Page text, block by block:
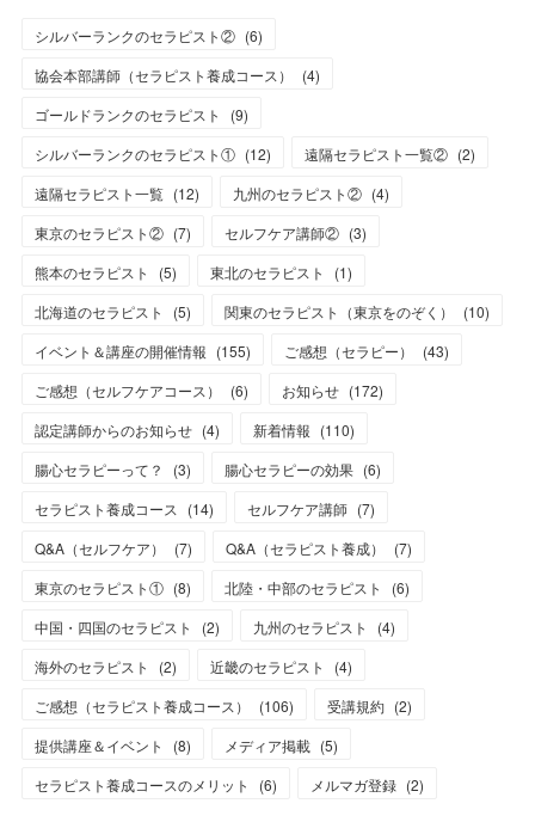
シルバーランクのセラピスト② (6)
協会本部講師（セラピスト養成コース）
(4)
ゴールドランクのセラピスト
(9)
シルバーランクのセラピスト① (12) 遠隔セラピスト一覧② (2)
遠隔セラピスト一覧 (12) 九州のセラピスト② (4)
東京のセラピスト② (7) セルフケア講師② (3)
熊本のセラピスト
(5) 東北のセラピスト (1)
北海道のセラピスト
(5) 関東のセラピスト（東京をのぞく） (10)
イベント＆講座の開催情報 (155) ご感想（セラピー） (43)
ご感想（セルフケアコース）
(6) お知らせ (172)
認定講師からのお知らせ (4) 新着情報 (110)
腸心セラピーって？
(3) 腸心セラピーの効果 (6)
セラピスト養成コース
(14) セルフケア講師 (7)
Q&A（セルフケア）
(7) Q&A（セラピスト養成） (7)
東京のセラピスト① (8) 北陸・中部のセラピスト (6)
中国・四国のセラピスト
(2) 九州のセラピスト (4)
海外のセラピスト
(2) 近畿のセラピスト (4)
ご感想（セラピスト養成コース）
(106) 受講規約 (2)
提供講座＆イベント
(8) メディア掲載 (5)
セラピスト養成コースのメリット
(6) メルマガ登録 (2)